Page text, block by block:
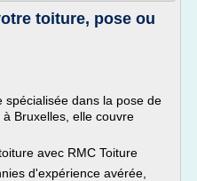
toiture, pose ou
spécialisée dans la pose de
Bruxelles, elle couvre
avec RMC Toiture
d'expérience avérée,